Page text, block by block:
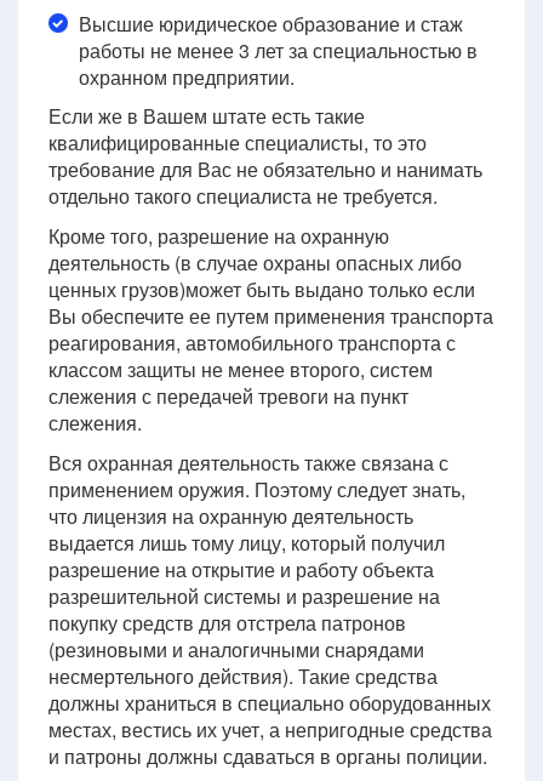
Высшие юридическое образование и стаж
работы не менее 3 лет за специальностью в
охранном предприятии.
Если же в Вашем штате есть такие
квалифицированные специалисты, то это
требование для Вас не обязательно и нанимать
отдельно такого специалиста не требуется.
Кроме того, разрешение на охранную
деятельность (в случае охраны опасных либо
ценных грузов)может быть выдано только если
Вы обеспечите ее путем применения транспорта
реагирования, автомобильного транспорта с
классом защиты не менее второго, систем
слежения с передачей тревоги на пункт
слежения.
Вся охранная деятельность также связана с
применением оружия. Поэтому следует знать,
что лицензия на охранную деятельность
выдается лишь тому лицу, который получил
разрешение на открытие и работу объекта
разрешительной системы и разрешение на
покупку средств для отстрела патронов
(резиновыми и аналогичными снарядами
несмертельного действия). Такие средства
должны храниться в специально оборудованных
местах, вестись их учет, а непригодные средства
и патроны должны сдаваться в органы полиции.